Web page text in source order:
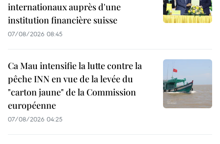
internationaux auprès d'une
institution financière suisse
07/08/2026 08:45
Ca Mau intensifie la lutte contre la
pêche INN en vue de la levée du
"carton jaune" de la Commission
européenne
07/08/2026 04:25